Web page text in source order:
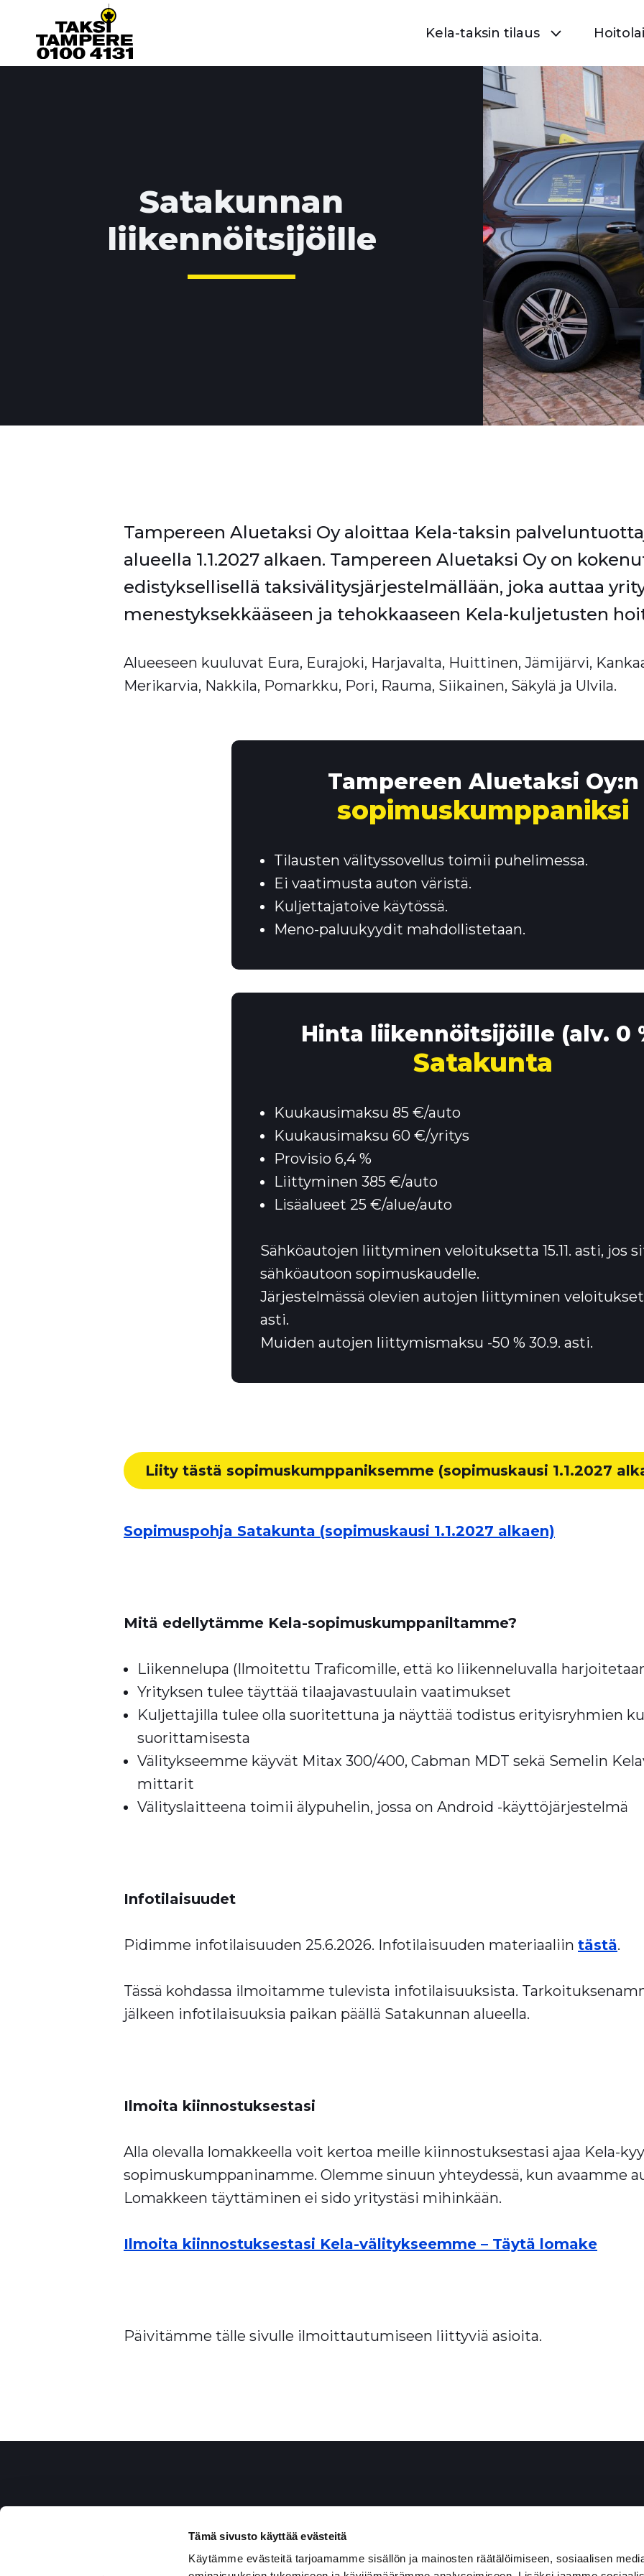
Tämä sivusto käyttää evästeitä
Käytämme evästeitä tarjoamamme sisällön ja mainosten räätälöimiseen, sosiaalisen
Kela-taksin tilaus
Satakunnan
liikennöitsijöille
Tampereen Aluetaksi Oy aloittaa Kela-taksin
alueella 1.1.2027 alkaen. Tampereen Aluetaksi Oy on
edistyksellisellä taksivälitysjärjestelmällään, joka auttaa
menestyksekkääseen ja tehokkaaseen Kela-kuljetusten
Alueeseen kuuluvat Eura, Eurajoki, Harjavalta, Huittinen, Jämijärvi,
Merikarvia, Nakkila, Pomarkku, Pori, Rauma, Siikainen, Säkylä ja Ulvila.
Tampereen Aluetaksi Oy:n
sopimus­kumppaniksi
Tilausten välityssovellus toimii puhelimessa.
Ei vaatimusta auton väristä.
Kuljettajatoive käytössä.
Meno-paluukyydit mahdollistetaan.
Hinta liikennöitsijöille (alv. 0
Satakunta
Kuukausimaksu 85 €/auto
Kuukausimaksu 60 €/yritys
Provisio 6,4 %
Liittyminen 385 €/auto
Lisäalueet 25 €/alue/auto
Sähköautojen liittyminen veloituksetta 15.11. asti, jos
sähköautoon sopimuskaudelle.
Järjestelmässä olevien autojen liittyminen
asti.
Muiden autojen liittymismaksu -50 % 30.9. asti.
Liity tästä sopimuskumppaniksemme (sopimuskausi 1.1.2027
Sopimuspohja Satakunta (sopimuskausi 1.1.2027 alkaen)
Mitä edellytämme Kela-sopimuskumppaniltamme?
Liikennelupa (Ilmoitettu Traficomille, että ko liikenneluvalla
Yrityksen tulee täyttää tilaajavastuulain vaatimukset
Kuljettajilla tulee olla suoritettuna ja näyttää todistus erityisryhmien
suorittamisesta
Välitykseemme käyvät Mitax 300/400, Cabman MDT sekä Semelin
mittarit
Välityslaitteena toimii älypuhelin, jossa on Android -käyttöjärjestelmä
Infotilaisuudet
Pidimme infotilaisuuden 25.6.2026. Infotilaisuuden materiaaliin tästä.
Tässä kohdassa ilmoitamme tulevista infotilaisuuksista.
jälkeen infotilaisuuksia paikan päällä Satakunnan alueella.
Ilmoita kiinnostuksestasi
Alla olevalla lomakkeella voit kertoa meille kiinnostuksestasi ajaa Kela-
sopimuskumppaninamme. Olemme sinuun yhteydessä, kun avaamme
Lomakkeen täyttäminen ei sido yritystäsi mihinkään.
Ilmoita kiinnostuksestasi Kela-välitykseemme – Täytä lomake
Päivitämme tälle sivulle ilmoittautumiseen liittyviä asioita.
Keski- ja Pohjois-Pohjanmaa